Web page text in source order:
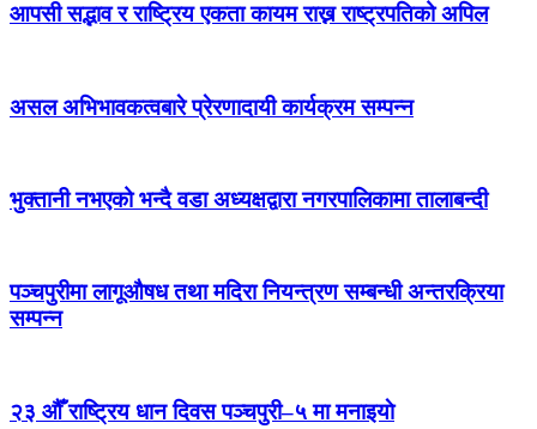
आपसी सद्भाव र राष्ट्रिय एकता कायम राख्न राष्ट्रपतिको अपिल
असल अभिभावकत्वबारे प्रेरणादायी कार्यक्रम सम्पन्न
भुक्तानी नभएको भन्दै वडा अध्यक्षद्वारा नगरपालिकामा तालाबन्दी
पञ्चपुरीमा लागूऔषध तथा मदिरा नियन्त्रण सम्बन्धी अन्तरक्रिया
सम्पन्न
२३ औँ राष्ट्रिय धान दिवस पञ्चपुरी–५ मा मनाइयाे